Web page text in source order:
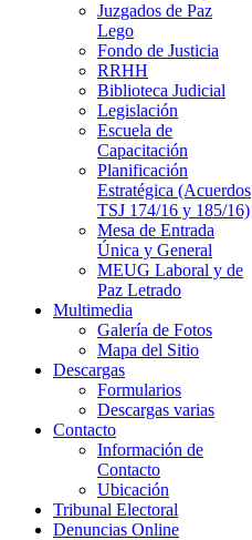
Juzgados de Paz
Lego
Fondo de Justicia
RRHH
Biblioteca Judicial
Legislación
Escuela de
Capacitación
Planificación
Estratégica (Acuerdos
TSJ 174/16 y 185/16)
Mesa de Entrada
Única y General
MEUG Laboral y de
Paz Letrado
Multimedia
Galería de Fotos
Mapa del Sitio
Descargas
Formularios
Descargas varias
Contacto
Información de
Contacto
Ubicación
Tribunal Electoral
Denuncias Online